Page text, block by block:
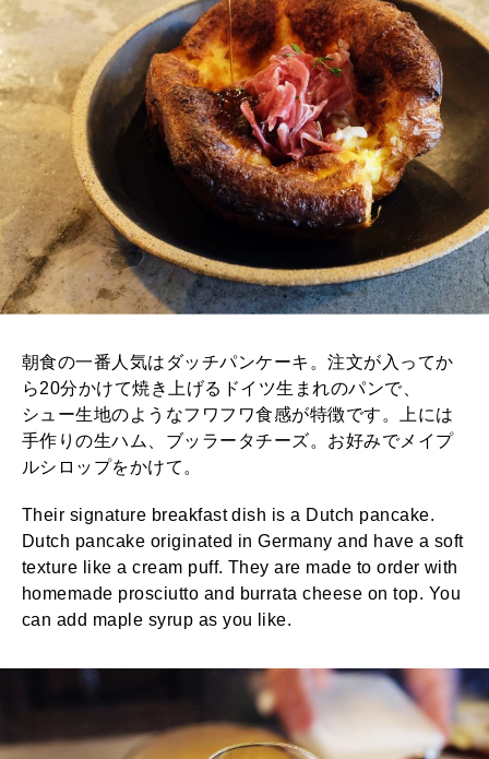
朝食の一番人気はダッチパンケーキ。注文が入ってか
ら20分かけて焼き上げるドイツ生まれのパンで、
シュー生地のようなフワフワ食感が特徴です。上には
手作りの生ハム、ブッラータチーズ。お好みでメイプ
ルシロップをかけて。
Their signature breakfast dish is a Dutch pancake.
Dutch pancake originated in Germany and have a soft
texture like a cream puff. They are made to order with
homemade prosciutto and burrata cheese on top. You
can add maple syrup as you like.